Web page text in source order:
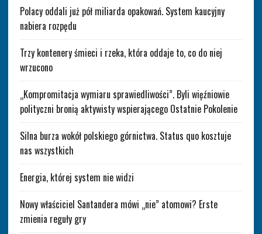
Polacy oddali już pół miliarda opakowań. System kaucyjny
nabiera rozpędu
Trzy kontenery śmieci i rzeka, która oddaje to, co do niej
wrzucono
„Kompromitacja wymiaru sprawiedliwości”. Byli więźniowie
polityczni bronią aktywisty wspierającego Ostatnie Pokolenie
Silna burza wokół polskiego górnictwa. Status quo kosztuje
nas wszystkich
Energia, której system nie widzi
Nowy właściciel Santandera mówi „nie” atomowi? Erste
zmienia reguły gry